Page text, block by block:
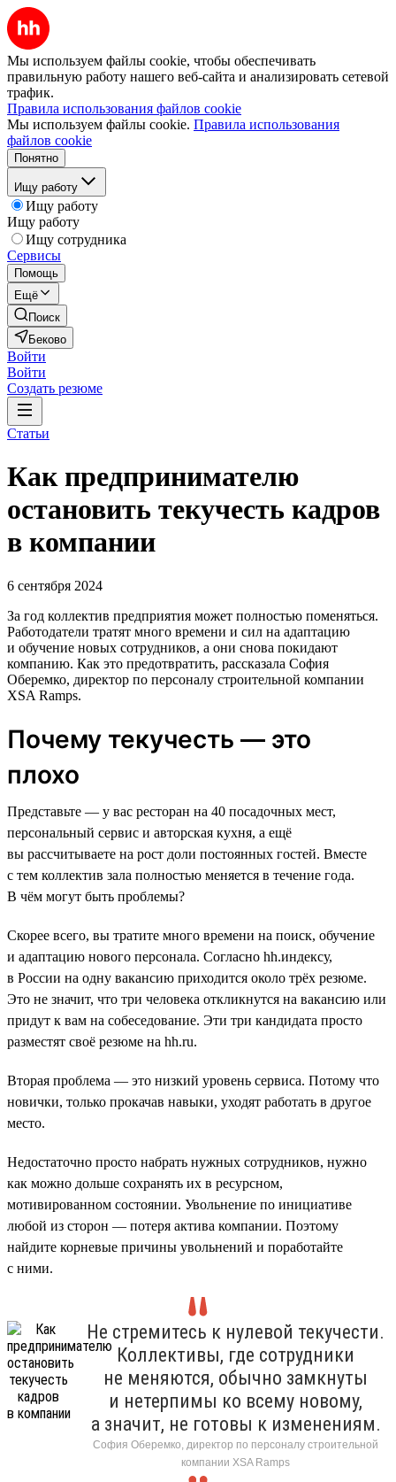
Мы используем файлы cookie, чтобы обеспечивать
правильную работу нашего веб-сайта и анализировать сетевой
трафик.
Правила использования файлов cookie
Мы используем файлы cookie. Правила использования
файлов cookie
Понятно
Ищу работу
Ищу работу
Ищу работу
Ищу сотрудника
Сервисы
Помощь
Ещё
Поиск
Беково
Войти
Войти
Создать резюме
Статьи
Как предпринимателю
остановить текучесть кадров
в компании
6 сентября 2024
За год коллектив предприятия может полностью поменяться.
Работодатели тратят много времени и сил на адаптацию
и обучение новых сотрудников, а они снова покидают
компанию. Как это предотвратить, рассказала София
Оберемко, директор по персоналу строительной компании
XSA Ramps.
Почему текучесть — это
плохо
Представьте — у вас ресторан на 40 посадочных мест,
персональный сервис и авторская кухня, а ещё
вы рассчитываете на рост доли постоянных гостей. Вместе
с тем коллектив зала полностью меняется в течение года.
В чём могут быть проблемы?
Скорее всего, вы тратите много времени на поиск, обучение
и адаптацию нового персонала. Согласно hh.индексу,
в России на одну вакансию приходится около трёх резюме.
Это не значит, что три человека откликнутся на вакансию или
придут к вам на собеседование. Эти три кандидата просто
разместят своё резюме на hh.ru.
Вторая проблема — это низкий уровень сервиса. Потому что
новички, только прокачав навыки, уходят работать в другое
место.
Недостаточно просто набрать нужных сотрудников, нужно
как можно дольше сохранять их в ресурсном,
мотивированном состоянии. Увольнение по инициативе
любой из сторон — потеря актива компании. Поэтому
найдите корневые причины увольнений и поработайте
с ними.
Не стремитесь к нулевой текучести.
Коллективы, где сотрудники
не меняются, обычно замкнуты
и нетерпимы ко всему новому,
а значит, не готовы к изменениям.
София Оберемко, директор по персоналу строительной
компании XSA Ramps